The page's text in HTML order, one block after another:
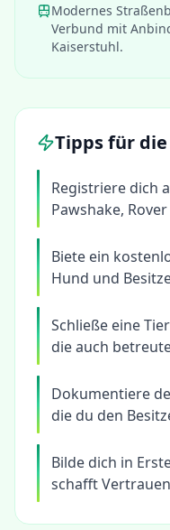
Modernes
Verbund mit
Kaiserstuhl.
Tipps für
Registriere dich
Pawshake,
Biete ein
Hund und
Schließe eine
die auch
Dokumentiere
die du den
Bilde dich in
schafft